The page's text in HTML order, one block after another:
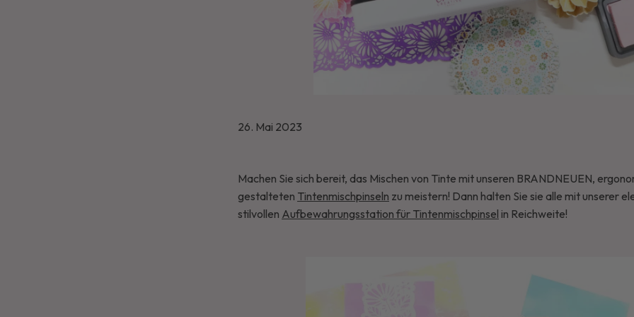
26. Mai 2023
Machen Sie sich bereit, das Mischen von Tinte mit unseren BRANDNEUEN,
gestalteten Tintenmischpinseln zu meistern! Dann halten Sie sie alle mit unserer
stilvollen Aufbewahrungsstation für Tintenmischpinsel in Reichweite!